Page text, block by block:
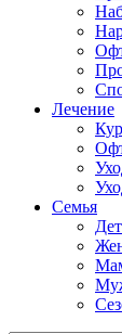
Лечение
Семья